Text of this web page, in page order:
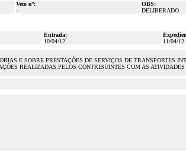
Veto nº:
-
OBS:
DELIBERADO
Entrada:
10/04/12
11/04/12
E SOBRE PRESTAÇÕES DE SERVIÇOS DE TRANSPORTES
REALIZADAS PELOS CONTRIBUINTES COM AS